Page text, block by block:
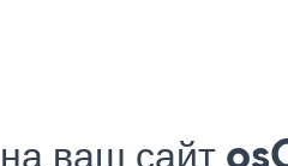
ваш сайт